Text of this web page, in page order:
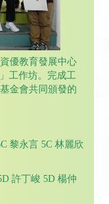
優教育發展中心
工作坊。完成工
金會共同頒發的
黎永言 5C 林麗欣
許丁峻 5D 楊仲